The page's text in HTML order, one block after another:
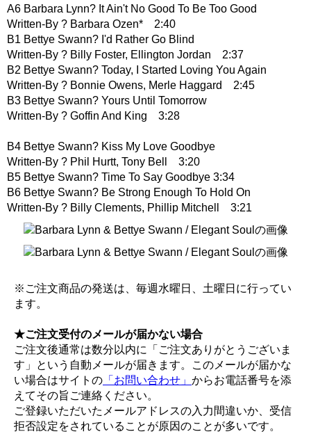
A6 Barbara Lynn? It Ain't No Good To Be Too Good
Written-By ? Barbara Ozen* 2:40
B1 Bettye Swann? I'd Rather Go Blind
Written-By ? Billy Foster, Ellington Jordan 2:37
B2 Bettye Swann? Today, I Started Loving You Again
Written-By ? Bonnie Owens, Merle Haggard 2:45
B3 Bettye Swann? Yours Until Tomorrow
Written-By ? Goffin And King 3:28
B4 Bettye Swann? Kiss My Love Goodbye
Written-By ? Phil Hurtt, Tony Bell 3:20
B5 Bettye Swann? Time To Say Goodbye 3:34
B6 Bettye Swann? Be Strong Enough To Hold On
Written-By ? Billy Clements, Phillip Mitchell 3:21
※ご注文商品の発送は、毎週水曜日、土曜日に行ってい
ます。
★ご注文受付のメールが届かない場合
ご注文後通常は数分以内に「ご注文ありがとうございま
す」という自動メールが届きます。このメールが届かな
い場合はサイトの 「お問い合わせ」 からお電話番号を添
えてその旨ご連絡ください。
ご登録いただいたメールアドレスの入力間違いか、受信
拒否設定をされていることが原因のことが多いです。